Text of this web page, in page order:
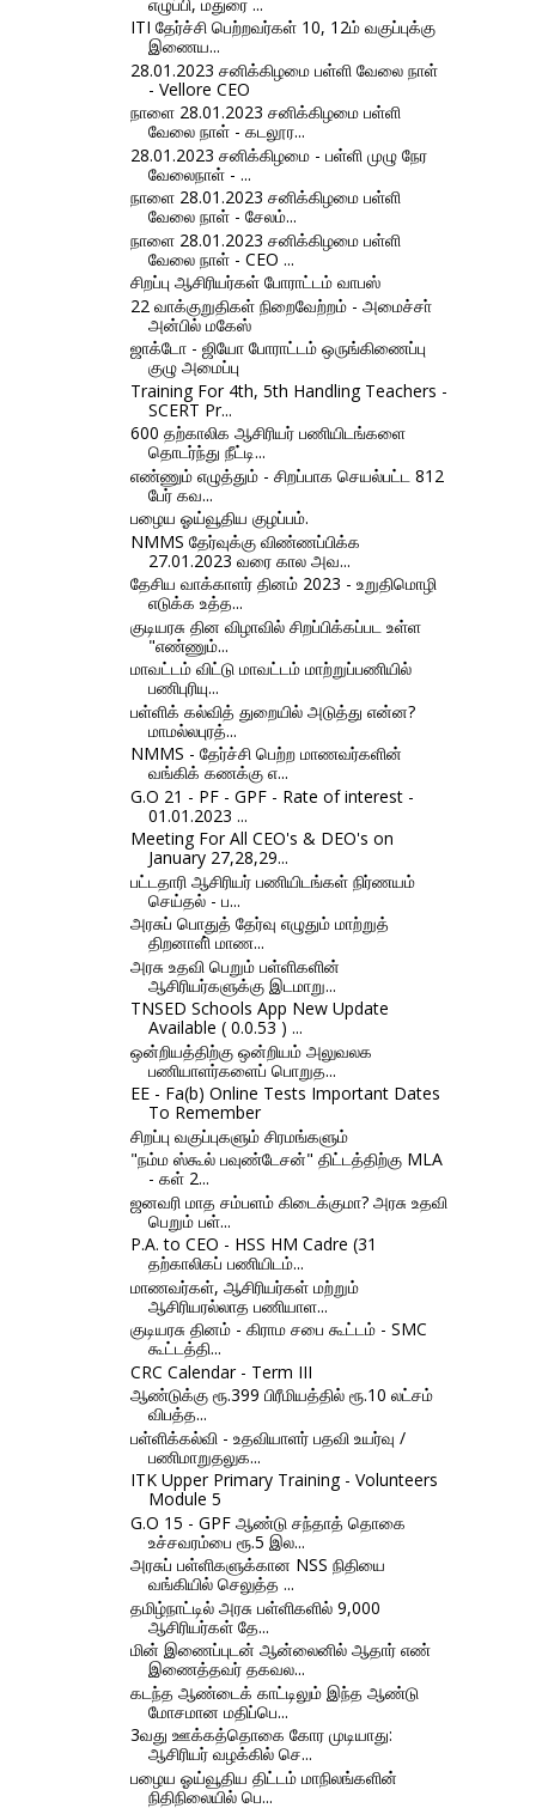
ITI தேர்ச்சி பெற்றவர்கள் 10, 12ம் வகுப்புக்கு
இணைய...
28.01.2023 சனிக்கிழமை பள்ளி வேலை நாள்
- Vellore CEO
நாளை 28.01.2023 சனிக்கிழமை பள்ளி
வேலை நாள் - கடலூர...
28.01.2023 சனிக்கிழமை - பள்ளி முழு நேர
வேலைநாள் - ...
நாளை 28.01.2023 சனிக்கிழமை பள்ளி
வேலை நாள் - சேலம்...
நாளை 28.01.2023 சனிக்கிழமை பள்ளி
வேலை நாள் - CEO ...
சிறப்பு ஆசிரியர்கள் போராட்டம் வாபஸ்
22 வாக்குறுதிகள் நிறைவேற்றம் - அமைச்சா்
அன்பில் மகேஸ்
ஜாக்டோ - ஜியோ போராட்டம் ஒருங்கிணைப்பு
குழு அமைப்பு
Training For 4th, 5th Handling Teachers -
SCERT Pr...
600 தற்காலிக ஆசிரியர் பணியிடங்களை
தொடர்ந்து நீட்டி...
எண்ணும் எழுத்தும் - சிறப்பாக செயல்பட்ட 812
பேர் கவ...
பழைய ஓய்வூதிய குழப்பம்.
NMMS தேர்வுக்கு விண்ணப்பிக்க
27.01.2023 வரை கால அவ...
தேசிய வாக்காளர் தினம் 2023 - உறுதிமொழி
எடுக்க உத்த...
குடியரசு தின விழாவில் சிறப்பிக்கப்பட உள்ள
"எண்ணும்...
மாவட்டம் விட்டு மாவட்டம் மாற்றுப்பணியில்
பணிபுரியு...
பள்ளிக் கல்வித் துறையில் அடுத்து என்ன?
மாமல்லபுரத்...
NMMS - தேர்ச்சி பெற்ற மாணவர்களின்
வங்கிக் கணக்கு எ...
G.O 21 - PF - GPF - Rate of interest -
01.01.2023 ...
Meeting For All CEO's & DEO's on
January 27,28,29...
பட்டதாரி ஆசிரியர் பணியிடங்கள் நிர்ணயம்
செய்தல் - ப...
அரசுப் பொதுத் தேர்வு எழுதும் மாற்றுத்
திறனாளி் மாண...
அரசு உதவி பெறும் பள்ளிகளின்
ஆசிரியர்களுக்கு இடமாறு...
TNSED Schools App New Update
Available ( 0.0.53 ) ...
ஒன்றியத்திற்கு ஒன்றியம் அலுவலக
பணியாளர்களைப் பொறுத...
EE - Fa(b) Online Tests Important Dates
To Remember
சிறப்பு வகுப்புகளும் சிரமங்களும்
"நம்ம ஸ்கூல் பவுண்டேசன்" திட்டத்திற்கு MLA
- கள் 2...
ஜனவரி மாத சம்பளம் கிடைக்குமா? அரசு உதவி
பெறும் பள்...
P.A. to CEO - HSS HM Cadre (31
தற்காலிகப் பணியிடம்...
மாணவர்கள், ஆசிரியர்கள் மற்றும்
ஆசிரியரல்லாத பணியாள...
குடியரசு தினம் - கிராம சபை கூட்டம் - SMC
கூட்டத்தி...
CRC Calendar - Term III
ஆண்டுக்கு ரூ.399 பிரீமியத்தில் ரூ.10 லட்சம்
விபத்த...
பள்ளிக்கல்வி - உதவியாளர் பதவி உயர்வு /
பணிமாறுதலுக...
ITK Upper Primary Training - Volunteers
Module 5
G.O 15 - GPF ஆண்டு சந்தாத் தொகை
உச்சவரம்பை ரூ.5 இல...
அரசுப் பள்ளிகளுக்கான NSS நிதியை
வங்கியில் செலுத்த ...
தமிழ்நாட்டில் அரசு பள்ளிகளில் 9,000
ஆசிரியர்கள் தே...
மின் இணைப்புடன் ஆன்லைனில் ஆதார் எண்
இணைத்தவர் தகவல...
கடந்த ஆண்டைக் காட்டிலும் இந்த ஆண்டு
மோசமான மதிப்பெ...
3வது ஊக்கத்தொகை கோர முடியாது:
ஆசிரியர் வழக்கில் செ...
பழைய ஓய்வூதிய திட்டம் மாநிலங்களின்
நிதிநிலையில் பெ...